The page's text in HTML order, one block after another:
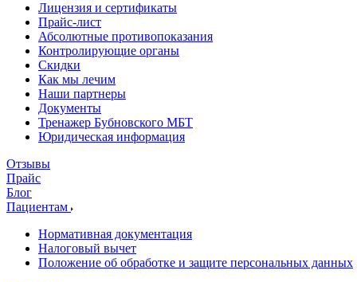
Лицензия и сертификаты
Прайс-лист
Абсолютные противопоказания
Контролирующие органы
Скидки
Как мы лечим
Наши партнеры
Документы
Тренажер Бубновского МБТ
Юридическая информация
Отзывы
Прайс
Блог
Пациентам
Нормативная документация
Налоговый вычет
Положение об обработке и защите персональных данных